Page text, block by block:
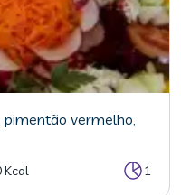
pimentão vermelho,
Kcal 1